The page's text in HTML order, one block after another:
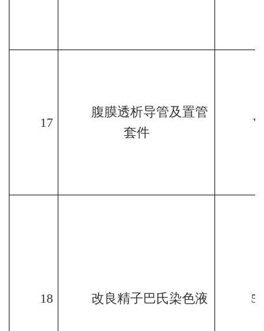
17
腹膜透析导管及置管
套件
18 改良精子巴氏染色液